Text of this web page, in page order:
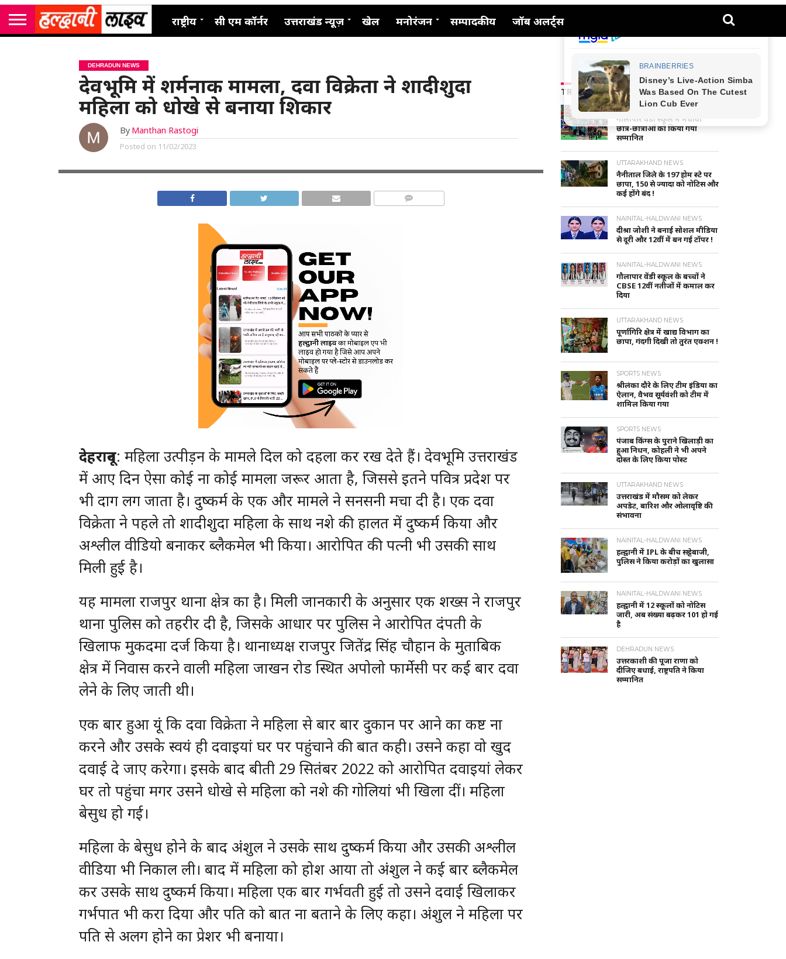
राष्ट्रीय सी एम कॉर्नर उत्तराखंड न्यूज़ खेल मनोरंजन सम्पादकीय जॉब अलर्ट्स
DEHRADUN NEWS
देवभूमि में शर्मनाक मामला, दवा विक्रेता ने शादीशुदा
महिला को धोखे से बनाया शिकार
By Manthan Rastogi
Posted on 11/02/2023
देहरादून: महिला उत्पीड़न के मामले दिल को दहला कर रख देते हैं। देवभूमि उत्तराखंड
में आए दिन ऐसा कोई ना कोई मामला जरूर आता है, जिससे इतने पवित्र प्रदेश पर
भी दाग लग जाता है। दुष्कर्म के एक और मामले ने सनसनी मचा दी है। एक दवा
विक्रेता ने पहले तो शादीशुदा महिला के साथ नशे की हालत में दुष्कर्म किया और
अश्लील वीडियो बनाकर ब्लैकमेल भी किया। आरोपित की पत्नी भी उसकी साथ
मिली हुई है।
यह मामला राजपुर थाना क्षेत्र का है। मिली जानकारी के अनुसार एक शख्स ने राजपुर
थाना पुलिस को तहरीर दी है, जिसके आधार पर पुलिस ने आरोपित दंपती के
खिलाफ मुकदमा दर्ज किया है। थानाध्यक्ष राजपुर जितेंद्र सिंह चौहान के मुताबिक
क्षेत्र में निवास करने वाली महिला जाखन रोड स्थित अपोलो फार्मेसी पर कई बार दवा
लेने के लिए जाती थी।
एक बार हुआ यूं कि दवा विक्रेता ने महिला से बार बार दुकान पर आने का कष्ट ना
करने और उसके स्वयं ही दवाइयां घर पर पहुंचाने की बात कही। उसने कहा वो खुद
दवाई दे जाए करेगा। इसके बाद बीती 29 सितंबर 2022 को आरोपित दवाइयां लेकर
घर तो पहुंचा मगर उसने धोखे से महिला को नशे की गोलियां भी खिला दीं। महिला
बेसुध हो गई।
महिला के बेसुध होने के बाद अंशुल ने उसके साथ दुष्कर्म किया और उसकी अश्लील
वीडिया भी निकाल ली। बाद में महिला को होश आया तो अंशुल ने कई बार ब्लैकमेल
कर उसके साथ दुष्कर्म किया। महिला एक बार गर्भवती हुई तो उसने दवाई खिलाकर
गर्भपात भी करा दिया और पति को बात ना बताने के लिए कहा। अंशुल ने महिला पर
पति से अलग होने का प्रेशर भी बनाया।
TRENDING NEWS
NAINITAL-HALDWANI NEWS
गौलापार वैंडी स्कूल में मेधावी
छात्र-छात्राओं को किया गया
सम्मानित
UTTARAKHAND NEWS
नैनीताल जिले के 197 होम स्टे पर
छापा, 150 से ज्यादा को नोटिस और
कई होंगे बंद !
NAINITAL-HALDWANI NEWS
दीश्रा जोशी ने बनाई सोशल मीडिया
से दूरी और 12वीं में बन गई टॉपर !
NAINITAL-HALDWANI NEWS
गौलापार वेंडी स्कूल के बच्चों ने
CBSE 12वीं नतीजों में कमाल कर
दिया
UTTARAKHAND NEWS
पूर्णागिरि क्षेत्र में खाद्य विभाग का
छापा, गंदगी दिखी तो तुरंत एक्शन !
SPORTS NEWS
श्रीलंका दौरे के लिए टीम इंडिया का
ऐलान, वैभव सूर्यवंशी को टीम में
शामिल किया गया
SPORTS NEWS
पंजाब किंग्स के पुराने खिलाड़ी का
हुआ निधन, कोहली ने भी अपने
दोस्त के लिए किया पोस्ट
UTTARAKHAND NEWS
उत्तराखंड में मौसम को लेकर
अपडेट, बारिश और ओलावृष्टि की
संभावना
NAINITAL-HALDWANI NEWS
हल्द्वानी में IPL के बीच सट्टेबाजी,
पुलिस ने किया करोड़ों का खुलासा
NAINITAL-HALDWANI NEWS
हल्द्वानी में 12 स्कूलों को नोटिस
जारी, अब संख्या बढ़कर 101 हो गई
है
DEHRADUN NEWS
उत्तरकाशी की पूजा राणा को
दीजिए बधाई, राष्ट्रपति ने किया
सम्मानित